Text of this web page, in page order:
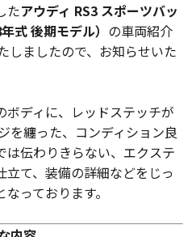
たアウディ RS3 スポーツバッ
式 後期モデル） の車両紹介
しましたので、お知らせいた
ディに、レッドステッチが
を纏った、コンディション良
伝わりきらない、エクステ
立て、装備の詳細などをじっ
っております。